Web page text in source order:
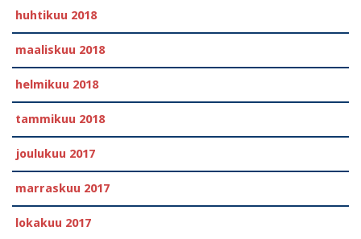
huhtikuu 2018
maaliskuu 2018
helmikuu 2018
tammikuu 2018
joulukuu 2017
marraskuu 2017
lokakuu 2017